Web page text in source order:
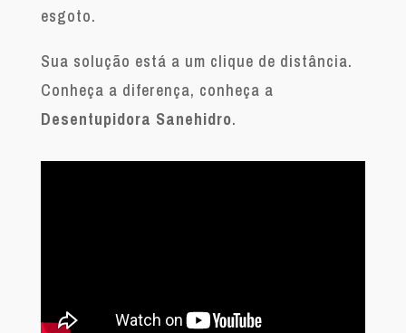
esgoto.
Sua solução está a um clique de distância.
Conheça a diferença, conheça a
Desentupidora Sanehidro.